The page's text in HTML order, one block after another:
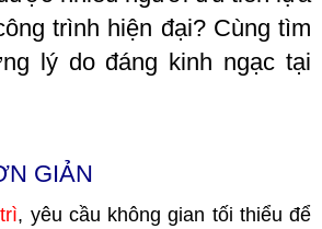
trình hiện đại? Cùng tìm
lý do đáng kinh ngạc tại
GIẢN
, yêu cầu không gian tối thiểu để